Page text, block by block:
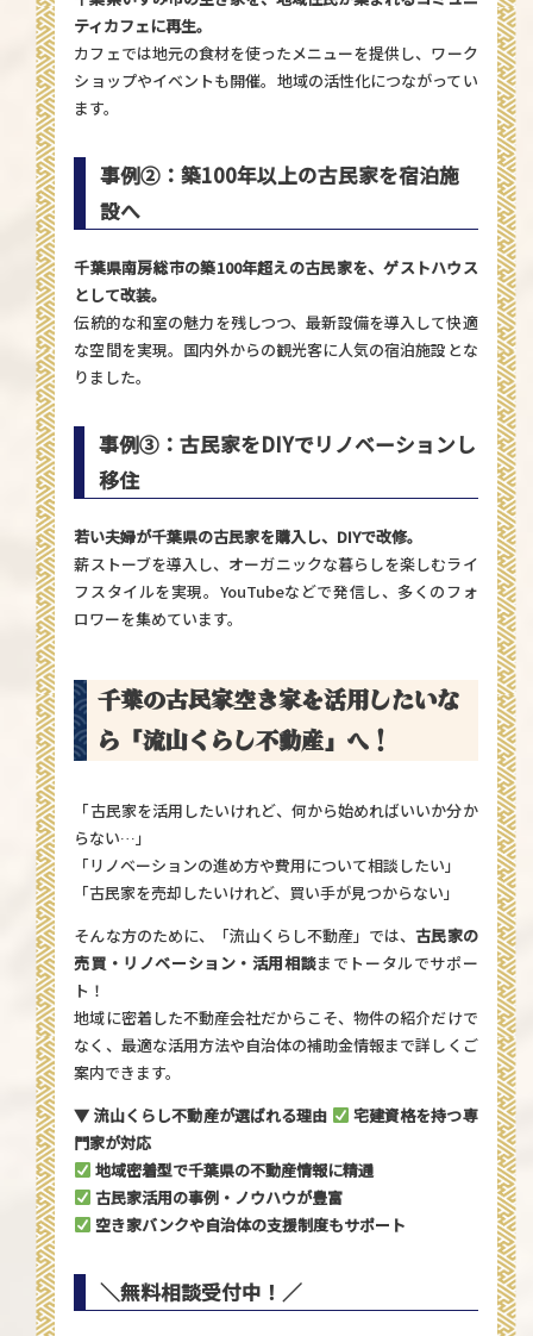
ティカフェに再生。
カフェでは地元の食材を使ったメニューを提供し、ワーク
ショップやイベントも開催。地域の活性化につながってい
ます。
事例②：築100年以上の古民家を宿泊施
設へ
千葉県南房総市の築100年超えの古民家を、ゲストハウス
として改装。
伝統的な和室の魅力を残しつつ、最新設備を導入して快適
な空間を実現。国内外からの観光客に人気の宿泊施設とな
りました。
事例③：古民家をDIYでリノベーションし
移住
若い夫婦が千葉県の古民家を購入し、DIYで改修。
薪ストーブを導入し、オーガニックな暮らしを楽しむライ
フスタイルを実現。YouTubeなどで発信し、多くのフォ
ロワーを集めています。
千葉の古民家空き家を活用したいな
ら「流山くらし不動産」へ！
「古民家を活用したいけれど、何から始めればいいか分か
らない…」
「リノベーションの進め方や費用について相談したい」
「古民家を売却したいけれど、買い手が見つからない」
そんな方のために、
「流山くらし不動産」 では、古民家の
売買・リノベーション・活用相談までトータルでサポー
ト！
地域に密着した不動産会社だからこそ、物件の紹介だけで
なく、最適な活用方法や自治体の補助金情報まで詳しくご
案内できます。
▼ 流山くらし不動産が選ばれる理由
宅建資格を持つ専
門家が対応
地域密着型で千葉県の不動産情報に精通
古民家活用の事例・ノウハウが豊富
空き家バンクや自治体の支援制度もサポート
＼無料相談受付中！／